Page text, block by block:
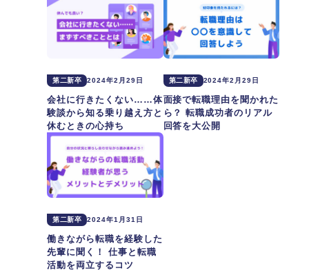
第二新卒 2024年2月29日
会社に行きたくない……体
験談から知る乗り越え方と
休むときの心持ち
第二新卒 2024年2月29日
面接で転職理由を聞かれた
ら？ 転職成功者のリアル
回答を大公開
第二新卒 2024年1月31日
働きながら転職を経験した
先輩に聞く！ 仕事と転職
活動を両立するコツ